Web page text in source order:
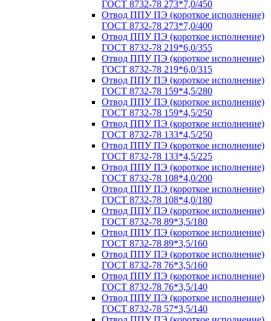
ГОСТ 8732-78 273*7,0/450
Отвод ППУ ПЭ (короткое исполнение)
ГОСТ 8732-78 273*7,0/400
Отвод ППУ ПЭ (короткое исполнение)
ГОСТ 8732-78 219*6,0/355
Отвод ППУ ПЭ (короткое исполнение)
ГОСТ 8732-78 219*6,0/315
Отвод ППУ ПЭ (короткое исполнение)
ГОСТ 8732-78 159*4,5/280
Отвод ППУ ПЭ (короткое исполнение)
ГОСТ 8732-78 159*4,5/250
Отвод ППУ ПЭ (короткое исполнение)
ГОСТ 8732-78 133*4,5/250
Отвод ППУ ПЭ (короткое исполнение)
ГОСТ 8732-78 133*4,5/225
Отвод ППУ ПЭ (короткое исполнение)
ГОСТ 8732-78 108*4,0/200
Отвод ППУ ПЭ (короткое исполнение)
ГОСТ 8732-78 108*4,0/180
Отвод ППУ ПЭ (короткое исполнение)
ГОСТ 8732-78 89*3,5/180
Отвод ППУ ПЭ (короткое исполнение)
ГОСТ 8732-78 89*3,5/160
Отвод ППУ ПЭ (короткое исполнение)
ГОСТ 8732-78 76*3,5/160
Отвод ППУ ПЭ (короткое исполнение)
ГОСТ 8732-78 76*3,5/140
Отвод ППУ ПЭ (короткое исполнение)
ГОСТ 8732-78 57*3,5/140